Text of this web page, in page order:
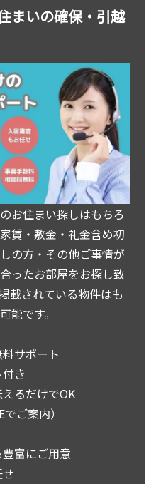
まいの確保・引越
お住まい探しはもちろ
賃・敷金・礼金含め初
の方・その他ご事情が
ったお部屋をお探し致
載されている物件はも
能です。
サポート
き
るだけでOK
ご案内）
富にご用意